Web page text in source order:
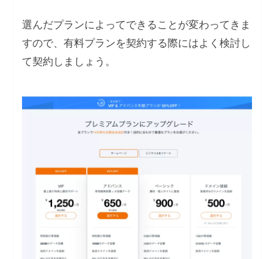
選んだプランによってできることが変わってきま
すので、有料プランを契約する際にはよく検討し
て契約しましょう。